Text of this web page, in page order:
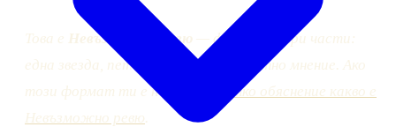
Това е Невъзможно ревю — формат в три части:
една звезда, пет звезди и моето честно мнение. Ако
този формат ти е нов,
ето кратко обяснение какво е
Невъзможно ревю.